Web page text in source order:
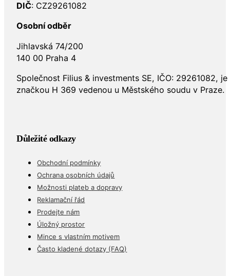
DIČ: CZ29261082
Osobní odběr
Jihlavská 74/200
140 00 Praha 4
Společnost Filius & investments SE, IČO: 29261082,
značkou H 369 vedenou u Městského soudu v Praze.
Důležité odkazy
Obchodní podmínky
Ochrana osobních údajů
Možnosti plateb a dopravy
Reklamační řád
Prodejte nám
Úložný prostor
Mince s vlastním motivem
Často kladené dotazy (FAQ)